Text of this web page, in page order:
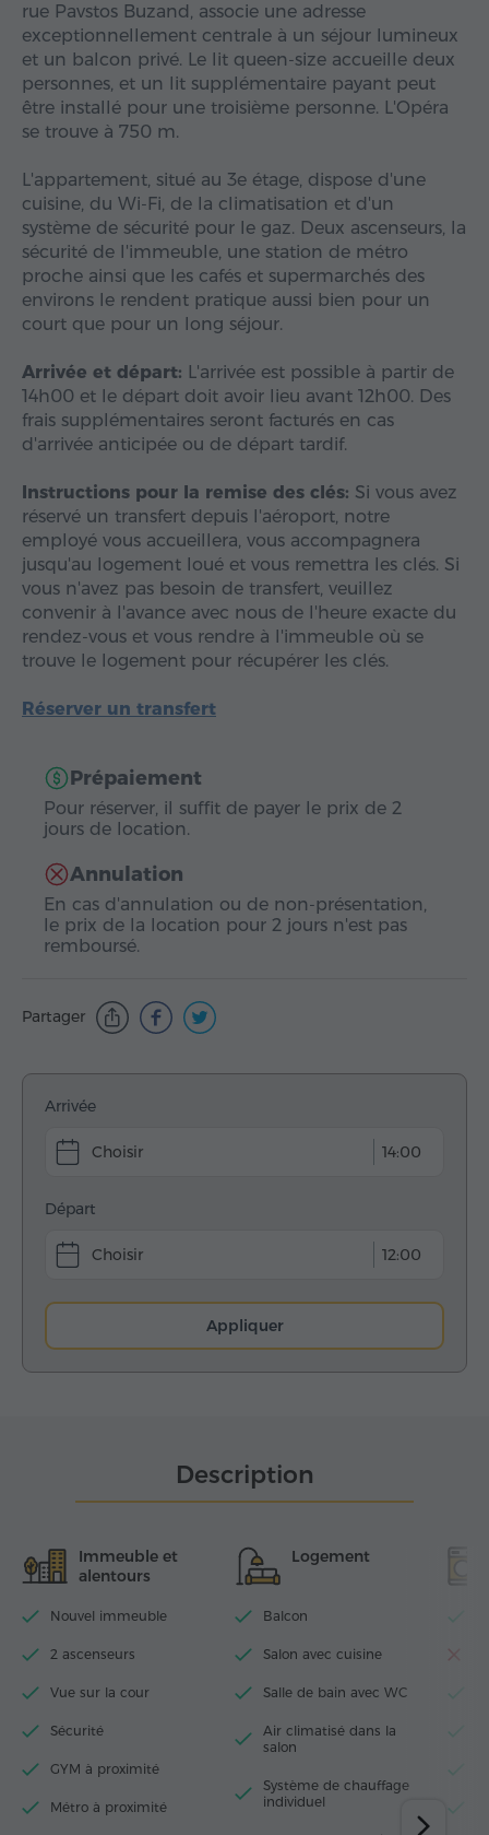
rue Pavstos Buzand, associe une adresse
exceptionnellement centrale à un séjour lumineux
et un balcon privé. Le lit queen-size accueille deux
personnes, et un lit supplémentaire payant peut
être installé pour une troisième personne. L'Opéra
se trouve à 750 m.
L'appartement, situé au 3e étage, dispose d'une
cuisine, du Wi-Fi, de la climatisation et d'un
système de sécurité pour le gaz. Deux ascenseurs, la
sécurité de l'immeuble, une station de métro
proche ainsi que les cafés et supermarchés des
environs le rendent pratique aussi bien pour un
court que pour un long séjour.
Arrivée et départ: L'arrivée est possible à partir de
14h00 et le départ doit avoir lieu avant 12h00. Des
frais supplémentaires seront facturés en cas
d'arrivée anticipée ou de départ tardif.
Instructions pour la remise des clés: Si vous avez
réservé un transfert depuis l'aéroport, notre
employé vous accueillera, vous accompagnera
jusqu'au logement loué et vous remettra les clés. Si
vous n'avez pas besoin de transfert, veuillez
convenir à l'avance avec nous de l'heure exacte du
rendez-vous et vous rendre à l'immeuble où se
trouve le logement pour récupérer les clés.
Réserver un transfert
Prépaiement
Pour réserver, il suffit de payer le prix de 2
jours de location.
Annulation
En cas d'annulation ou de non-présentation,
le prix de la location pour 2 jours n'est pas
remboursé.
Partager
Arrivée
14:00
Départ
12:00
Appliquer
Description
Immeuble et
alentours
Nouvel immeuble
2 ascenseurs
Vue sur la cour
Sécurité
GYM à proximité
Métro à proximité
Logement
Balcon
Salon avec cuisine
Salle de bain avec WC
Air climatisé dans la
salon
Système de chauffage
individuel